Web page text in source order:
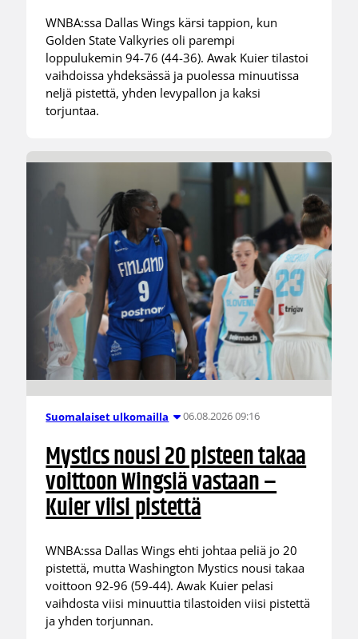
WNBA:ssa Dallas Wings kärsi tappion, kun
Golden State Valkyries oli parempi
loppulukemin 94-76 (44-36). Awak Kuier tilastoi
vaihdoissa yhdeksässä ja puolessa minuutissa
neljä pistettä, yhden levypallon ja kaksi
torjuntaa.
Suomalaiset ulkomailla 06.08.2026 09:16
Mystics nousi 20 pisteen takaa
voittoon Wingsiä vastaan –
Kuier viisi pistettä
WNBA:ssa Dallas Wings ehti johtaa peliä jo 20
pistettä, mutta Washington Mystics nousi takaa
voittoon 92-96 (59-44). Awak Kuier pelasi
vaihdosta viisi minuuttia tilastoiden viisi pistettä
ja yhden torjunnan.